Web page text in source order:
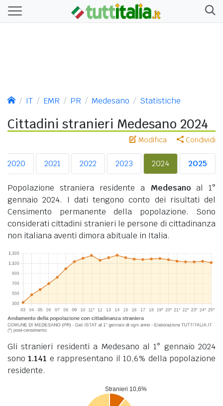
IT EMR PR Medesano Statistiche
Cittadini stranieri Medesano 2024
Modifica Condividi
2020 2021 2022 2023 2024 2025
Popolazione straniera residente a Medesanoal 1°
gennaio 2024. I dati tengono conto dei risultati del
Censimento permanente della popolazione. Sono
considerati cittadini stranieri le persone di cittadinanza
non italiana aventi dimora abituale in Italia.
Gli stranieri residenti a Medesano al 1° gennaio 2024
sono1.141 e rappresentano il 10,6% della popolazione
residente.